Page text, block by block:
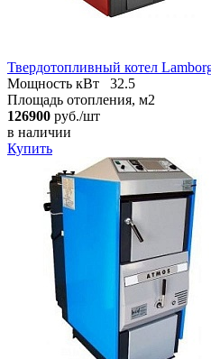
Твердотопливный котел
Мощность кВт
32.5
Площадь отопления, м2
126900 руб./шт
в наличии
Купить